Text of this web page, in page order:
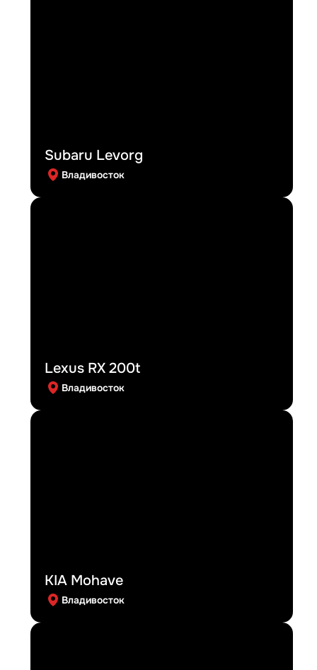
Subaru Levorg
Владивосток
Lexus RX 200t
Владивосток
KIA Mohave
Владивосток